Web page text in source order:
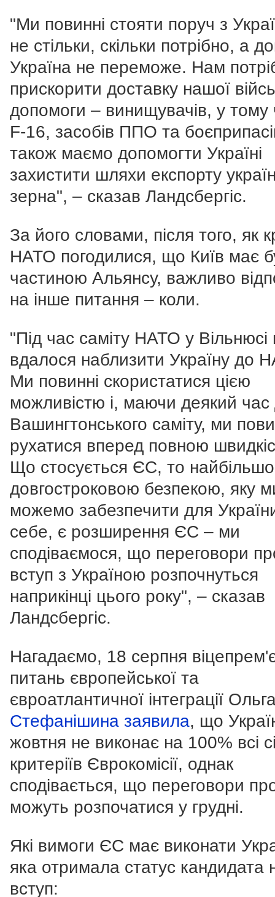
"Ми повинні стояти поруч з
не стільки, скільки потрібно, а
Україна не переможе. Нам
прискорити доставку нашої
допомоги – винищувачів, у тому
F-16, засобів ППО та
також маємо допомогти Україні
захистити шляхи експорту
зерна", – сказав Ландсбергіс.
За його словами, після того, як
НАТО погодилися, що Київ має
частиною Альянсу, важливо
на інше питання – коли.
"Під час саміту НАТО у Вільнюсі
вдалося наблизити Україну до
Ми повинні скористатися цією
можливістю і, маючи деякий час
Вашингтонського саміту, ми
рухатися вперед повною
Що стосується ЄС, то
довгостроковою безпекою, яку
можемо забезпечити для
себе, є розширення ЄС – ми
сподіваємося, що переговори
вступ з Україною розпочнуться
наприкінці цього року", – сказав
Ландсбергіс.
Нагадаємо, 18 серпня
питань європейської та
євроатлантичної інтеграції
Стефанішина заявила, що
жовтня не виконає на 100% всі
критеріїв Єврокомісії, однак
сподівається, що переговори
можуть розпочатися у грудні.
Які вимоги ЄС має виконати
яка отримала статус кандидата
вступ: